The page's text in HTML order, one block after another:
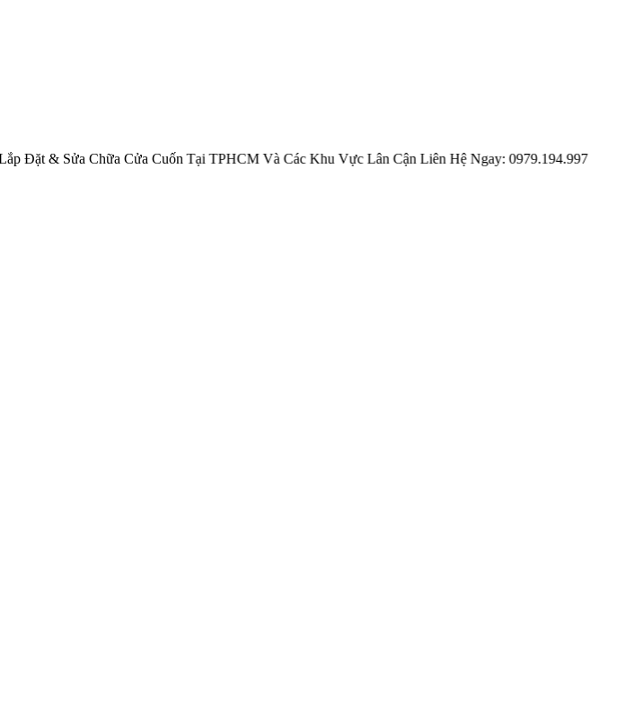
Sửa Chữa Cửa Cuốn Tại TPHCM Và Các Khu Vực Lân Cận Liên Hệ Ngay: 0979.194.997